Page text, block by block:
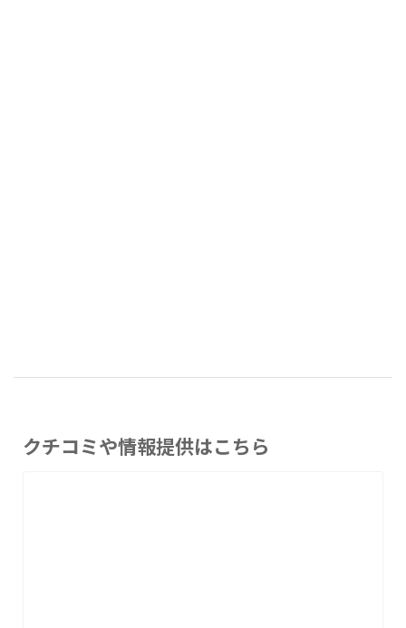
クチコミや情報提供はこちら